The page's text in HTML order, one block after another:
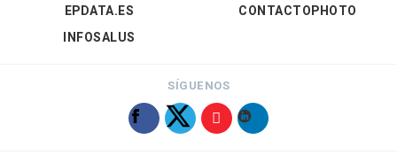
EPDATA.ES
INFOSALUS
CONTACTOPHOTO
SÍGUENOS